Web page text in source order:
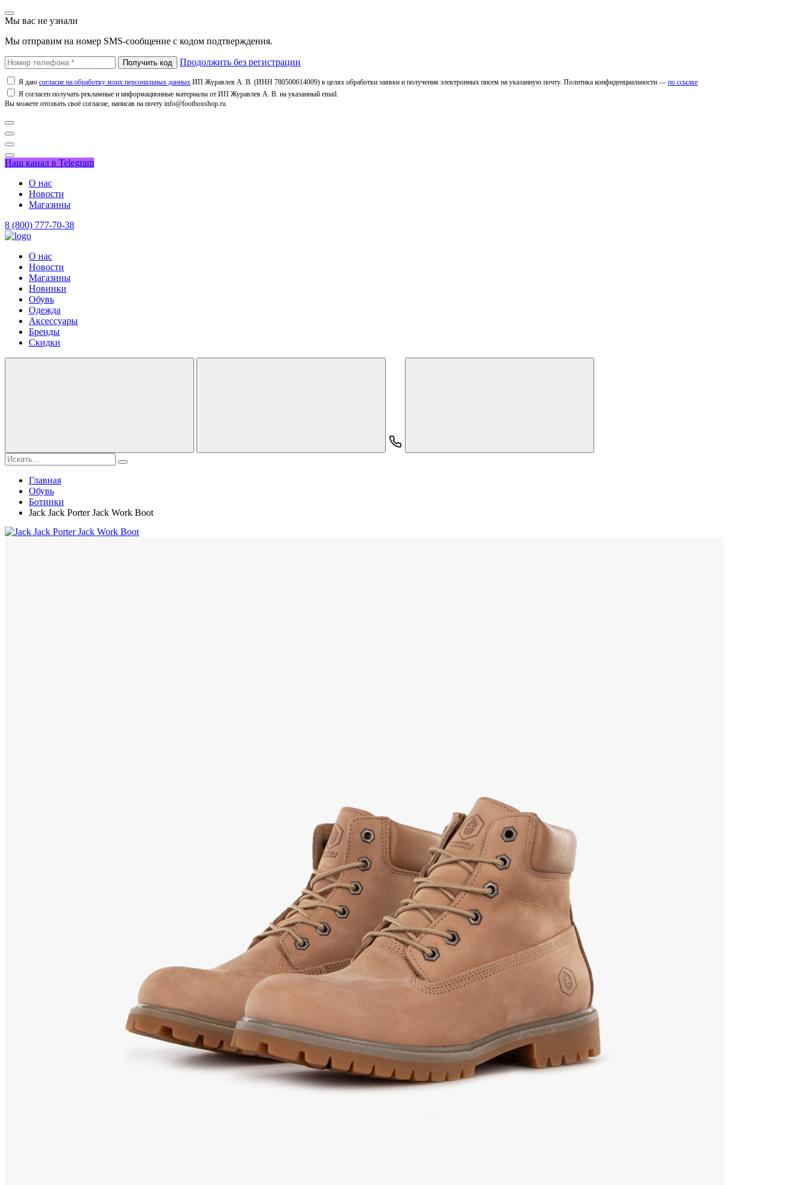
Мы вас не узнали
Мы отправим на номер SMS-сообщение с кодом подтверждения.
Продолжить без регистрации
Я даю согласие на обработку моих персональных данных ИП Журавлев А. В. (ИНН 780500614009) в целях обработки заявки и получения электронных писем на указанную почту. Политика конфиденциальности — по ссылке
Я согласен получать рекламные и информационные материалы от ИП Журавлев А. В. на указанный email.
Вы можете отозвать своё согласие, написав на почту info@footboxshop.ru
Наш канал в Telegram
О нас
Новости
Магазины
8 (800) 777-70-38
О нас
Новости
Магазины
Новинки
Обувь
Одежда
Аксессуары
Бренды
Скидки
Главная
Обувь
Ботинки
Jack Jack Porter Jack Work Boot